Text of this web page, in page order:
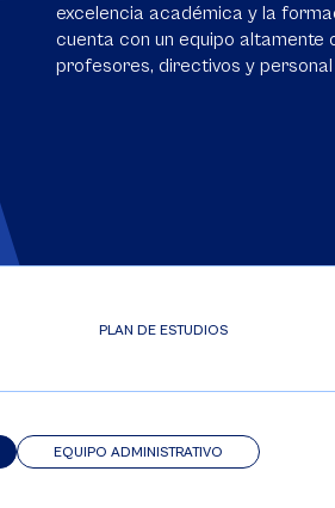
excelencia académica y la
cuenta con un equipo
profesores, directivos y
PLAN DE ESTUDIOS
EQUIPO ADMINISTRATIVO